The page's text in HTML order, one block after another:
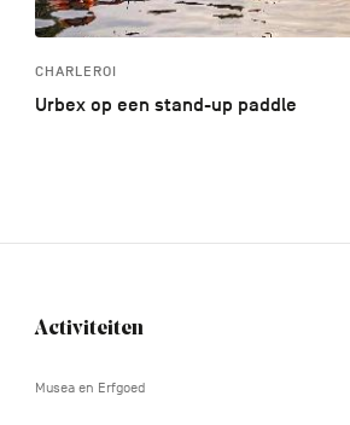
CHARLEROI
Urbex op een stand-up paddle
Navigation
Activiteiten
Musea en Erfgoed